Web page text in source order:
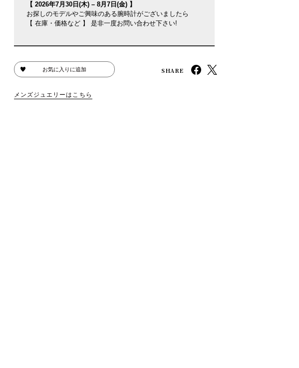
【 2026年7月30日(木) – 8月7日(金) 】
お探しのモデルやご興味のある腕時計がございましたら
【 在庫・価格など 】 是非一度お問い合わせ下さい!
お気に入りに追加 SHARE
メンズジュエリーはこちら